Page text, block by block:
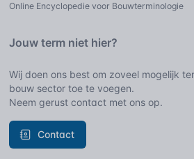
Online Encyclopedie voor Bouwterminologie
Jouw term niet hier?
Wij doen ons best om zoveel mogelijk
bouw sector toe te voegen.
Neem gerust contact met ons op.
Contact